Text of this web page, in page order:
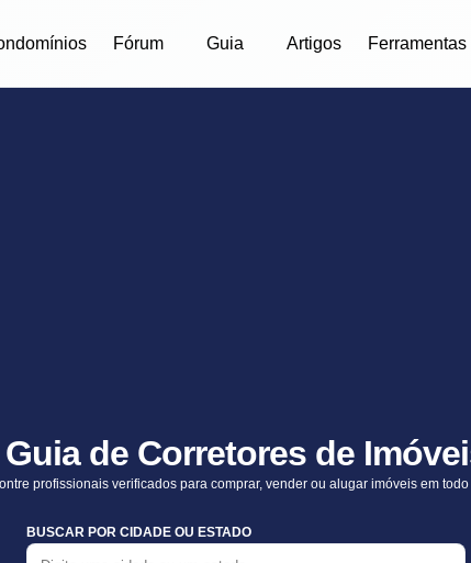
Fórum Guia Artigos Ferramentas
Guia de Corretores de
profissionais verificados para comprar, vender ou alugar imóveis em todo
BUSCAR POR CIDADE OU ESTADO